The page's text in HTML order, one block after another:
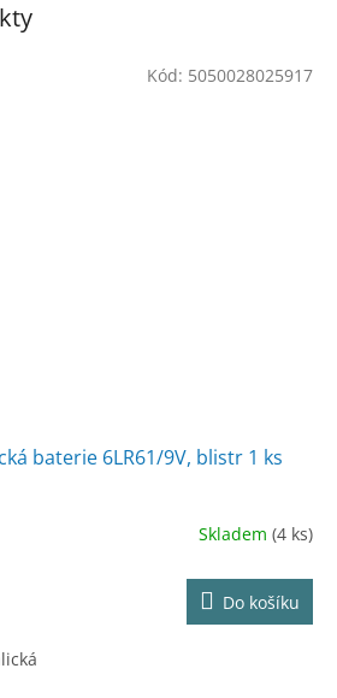
baterie 6LR61/9V, blistr 1 ks
Skladem (4 ks)
Do košíku
Kód: 5050028025917